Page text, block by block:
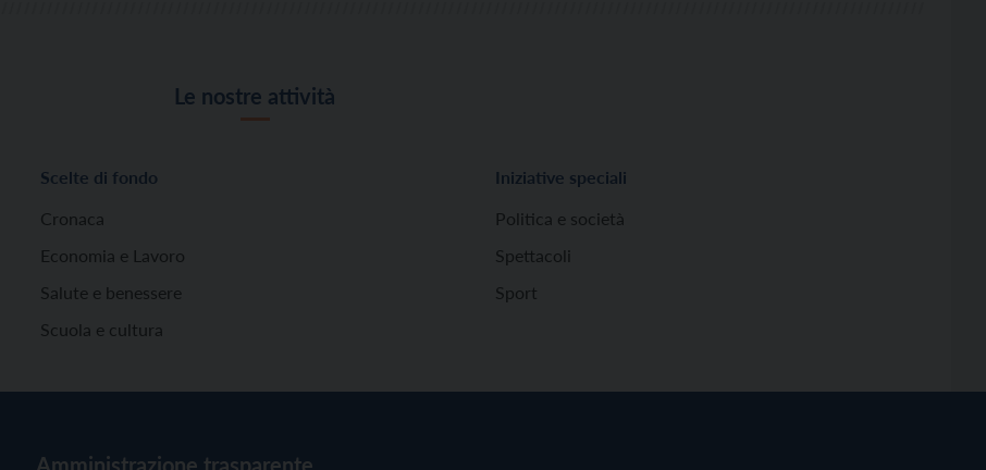
Le nostre attività
Scelte di fondo
Cronaca
Economia e Lavoro
Salute e benessere
Scuola e cultura
Iniziative speciali
Politica e società
Spettacoli
Sport
Amministrazione trasparente